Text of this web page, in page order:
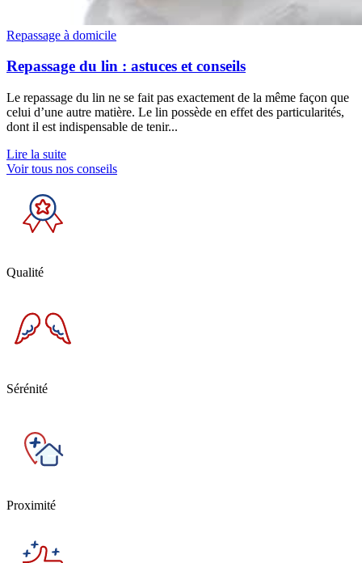
Repassage à domicile
Repassage du lin : astuces et conseils
Le repassage du lin ne se fait pas exactement de la même façon que
celui d’une autre matière. Le lin possède en effet des particularités,
dont il est indispensable de tenir...
Lire la suite
Voir tous nos conseils
Qualité
Sérénité
Proximité